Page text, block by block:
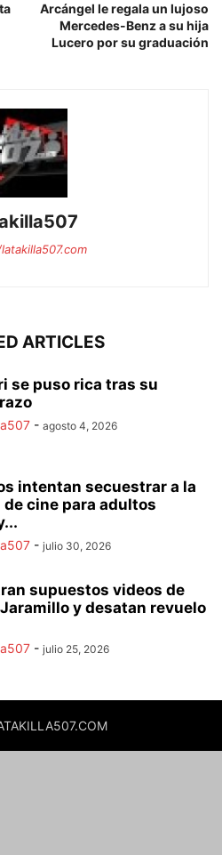
Arcángel le regala un lujoso
Mercedes-Benz a su hija
Lucero por su graduación
ARTICLES
se puso rica tras su
- agosto 4, 2026
intentan secuestrar a la
cine para adultos
- julio 30, 2026
supuestos videos de
y desatan revuelo
- julio 25, 2026